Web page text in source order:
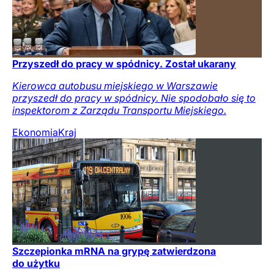
Przyszedł do pracy w spódnicy. Został ukarany
Kierowca autobusu miejskiego w Warszawie
przyszedł do pracy w spódnicy. Nie spodobało się to
inspektorom z Zarządu Transportu Miejskiego.
EkonomiaKraj
Szczepionka mRNA na grypę zatwierdzona
do użytku